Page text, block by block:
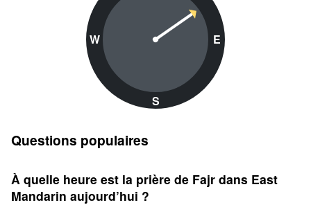
W
S
E
Questions populaires
À quelle heure est la prière de Fajr dans East
Mandarin aujourd’hui ?